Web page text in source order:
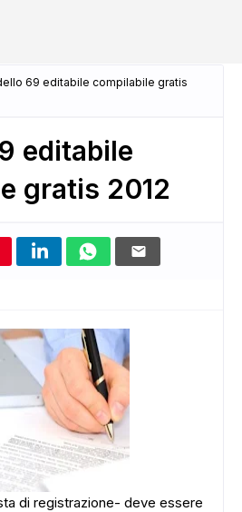
69 editabile compilabile gratis
editabile
gratis 2012
di registrazione- deve essere